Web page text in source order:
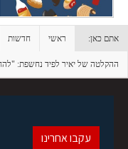
אתם כאן: ראשי חדשות
ההקלטה של יאיר לפיד נחשפת:
עקבו אחרינו